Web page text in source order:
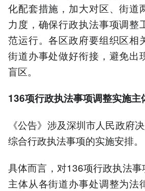
化配套措施，加大对区、街道
力度，确保行政执法事项调整
范运行。各区政府要组织区相
街道办事处做好衔接，避免出
盲区。
136项行政执法事项调整实施
《公告》涉及深圳市人民政府
综合行政执法事项的实施安排。
具体而言，对136项行政执法
主体从各街道办事处调整为法